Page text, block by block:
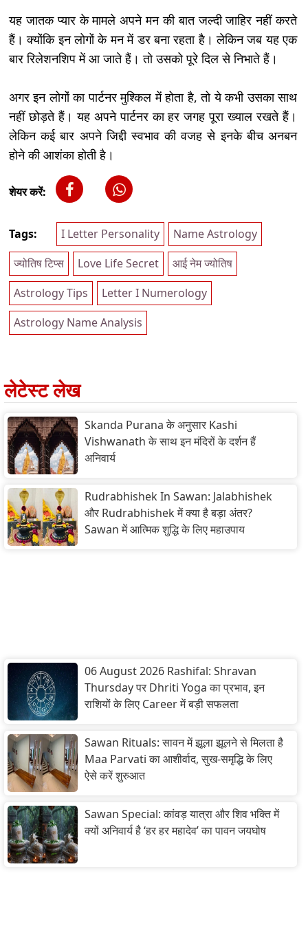
यह जातक प्यार के मामले अपने मन की बात जल्दी जाहिर नहीं करते
हैं। क्योंकि इन लोगों के मन में डर बना रहता है। लेकिन जब यह एक
बार रिलेशनशिप में आ जाते हैं। तो उसको पूरे दिल से निभाते हैं।
अगर इन लोगों का पार्टनर मुश्किल में होता है, तो ये कभी उसका साथ
नहीं छोड़ते हैं। यह अपने पार्टनर का हर जगह पूरा ख्याल रखते हैं।
लेकिन कई बार अपने जिद्दी स्वभाव की वजह से इनके बीच अनबन
होने की आशंका होती है।
शेयर करें:
Tags: I Letter Personality
Name Astrology
ज्योतिष टिप्स
Love Life Secret
आई नेम ज्योतिष
Astrology Tips
Letter I Numerology
Astrology Name Analysis
लेटेस्ट लेख
Skanda Purana के अनुसार Kashi
Vishwanath के साथ इन मंदिरों के दर्शन हैं
अनिवार्य
Rudrabhishek In Sawan: Jalabhishek
और Rudrabhishek में क्या है बड़ा अंतर?
Sawan में आत्मिक शुद्धि के लिए महाउपाय
06 August 2026 Rashifal: Shravan
Thursday पर Dhriti Yoga का प्रभाव, इन
राशियों के लिए Career में बड़ी सफलता
Sawan Rituals: सावन में झूला झूलने से मिलता है
Maa Parvati का आशीर्वाद, सुख-समृद्धि के लिए
ऐसे करें शुरुआत
Sawan Special: कांवड़ यात्रा और शिव भक्ति में
क्यों अनिवार्य है ‘हर हर महादेव’ का पावन जयघोष